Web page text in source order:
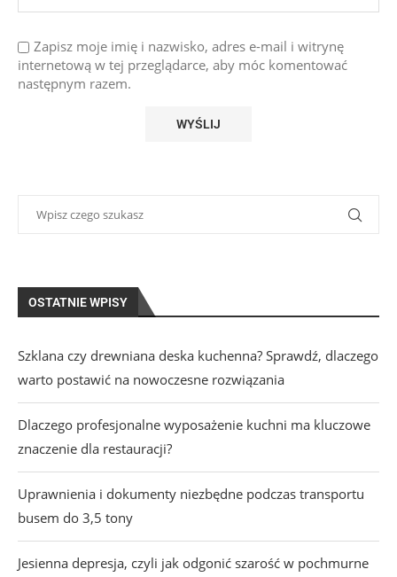
Zapisz moje imię i nazwisko, adres e-mail i witrynę
internetową w tej przeglądarce, aby móc komentować
następnym razem.
OSTATNIE WPISY
Szklana czy drewniana deska kuchenna? Sprawdź, dlaczego
warto postawić na nowoczesne rozwiązania
Dlaczego profesjonalne wyposażenie kuchni ma kluczowe
znaczenie dla restauracji?
Uprawnienia i dokumenty niezbędne podczas transportu
busem do 3,5 tony
Jesienna depresja, czyli jak odgonić szarość w pochmurne